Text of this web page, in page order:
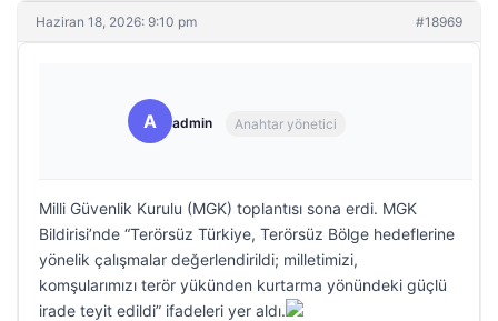
Haziran 18, 2026: 9:10 pm #18969
A admin Anahtar yönetici
Milli Güvenlik Kurulu (MGK) toplantısı sona erdi. MGK
Bildirisi’nde “Terörsüz Türkiye, Terörsüz Bölge hedeflerine
yönelik çalışmalar değerlendirildi; milletimizi,
komşularımızı terör yükünden kurtarma yönündeki güçlü
irade teyit edildi” ifadeleri yer aldı.